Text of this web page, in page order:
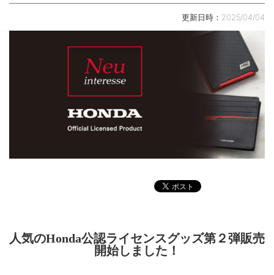
更新日時：2025/04/04
人気のHonda公認ライセンスグッズ第２弾販売
開始しました！